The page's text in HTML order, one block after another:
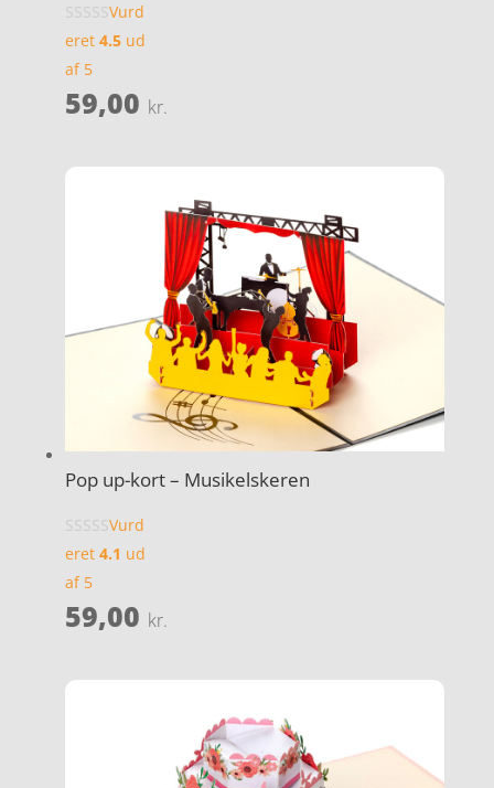
Vurd
eret 4.5ud
af 5
59,00 kr.
Pop up-kort – Musikelskeren
Vurd
eret 4.1 ud
af 5
59,00 kr.